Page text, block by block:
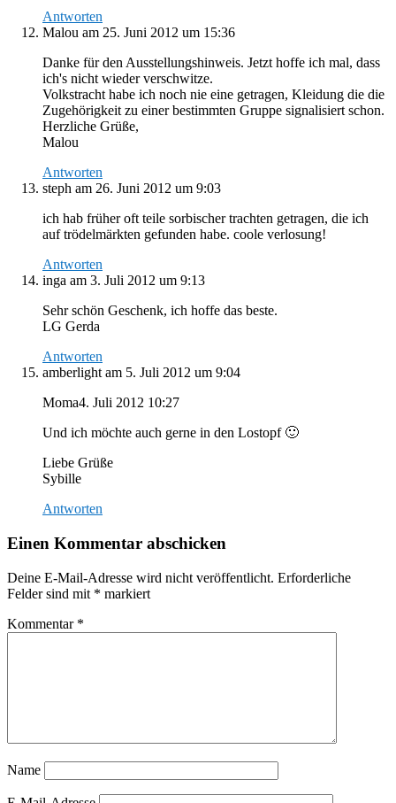
Antworten
Malou am 25. Juni 2012 um 15:36
Danke für den Ausstellungshinweis. Jetzt hoffe ich mal, dass
ich's nicht wieder verschwitze.
Volkstracht habe ich noch nie eine getragen, Kleidung die die
Zugehörigkeit zu einer bestimmten Gruppe signalisiert schon.
Herzliche Grüße,
Malou
Antworten
steph am 26. Juni 2012 um 9:03
ich hab früher oft teile sorbischer trachten getragen, die ich
auf trödelmärkten gefunden habe. coole verlosung!
Antworten
inga am 3. Juli 2012 um 9:13
Sehr schön Geschenk, ich hoffe das beste.
LG Gerda
Antworten
amberlight am 5. Juli 2012 um 9:04
Moma4. Juli 2012 10:27
Und ich möchte auch gerne in den Lostopf 🙂
Liebe Grüße
Sybille
Antworten
Einen Kommentar abschicken
Deine E-Mail-Adresse wird nicht veröffentlicht. Erforderliche
Felder sind mit * markiert
Kommentar *
Name